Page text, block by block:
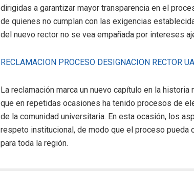
dirigidas a garantizar mayor transparencia en el
de quienes no cumplan con las exigencias
del nuevo rector no se vea empañada por intereses
RECLAMACION PROCESO DESIGNACION RECTOR UA
La reclamación marca un nuevo capítulo en la
que en repetidas ocasiones ha tenido procesos de
de la comunidad universitaria. En esta ocasión, los
respeto institucional, de modo que el proceso pueda
para toda la región.